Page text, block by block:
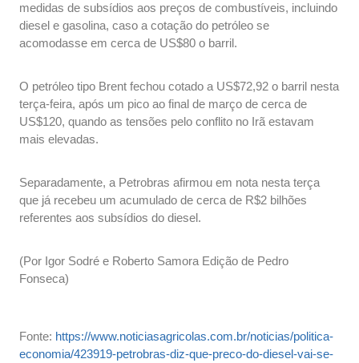
medidas de subsídios aos preços de combustíveis, incluindo
diesel e gasolina, caso a cotação do petróleo se
acomodasse em cerca de US$80 o barril.
O petróleo tipo Brent fechou cotado a US$72,92 o barril nesta
terça-feira, após um pico ao final de março de cerca de
US$120, quando as tensões pelo conflito no Irã estavam
mais elevadas.
Separadamente, a Petrobras afirmou em nota nesta terça
que já recebeu um acumulado de cerca de R$2 bilhões
referentes aos subsídios do diesel.
(Por Igor Sodré e Roberto Samora Edição de Pedro
Fonseca)
Fonte: https://www.noticiasagricolas.com.br/noticias/politica-
economia/423919-petrobras-diz-que-preco-do-diesel-vai-se-